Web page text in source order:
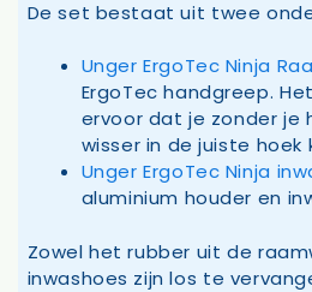
De set bestaat uit twee
Unger ErgoTec Ninja
ErgoTec handgreep.
ervoor dat je zonder je
wisser in de juiste hoek
Unger ErgoTec Ninja
aluminium houder en
Zowel het rubber uit de
inwashoes zijn los te